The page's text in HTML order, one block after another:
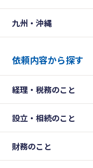
九州・沖縄
依頼内容から探す
経理・税務のこと
設立・相続のこと
財務のこと